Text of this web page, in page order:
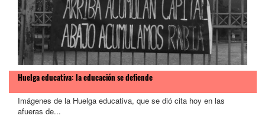
Huelga educativa: la educación se defiende
Imágenes de la Huelga educativa, que se dió cita hoy en las
afueras de...